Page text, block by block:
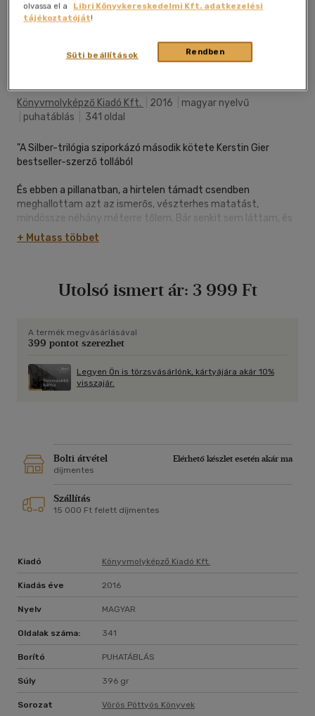
Könyvmolyképző Kiadó Kft.
2016
magyar nyelvű
puhatáblás 341 oldal
"A Silber-trilógia sziporkázó második kötete Kerstin Gier
bestseller-szerző tollából
És ebben a pillanatban, a hirtelen támadt csendben
meghallottam azt az ismerős, vészterhes matatást,
mindössze néhány méterre tőlem. Bár senkit sem láttam, és
egy bölcs hang a fejemben figyelmeztetett, hogy ez csak
álom, mégsem tudtam megakadályozni, hogy lassan
menekülök, ismét futásnak eredtem.
titkait! De hogyan tudhatta meg? És mit rejteget előle
Henry? Vajon miféle sötét alak garázdálkodik éjjelente az
Mia hirtelen alva járni?
Álmodj tovább, álmodó!"
+ Mutass többet
Utolsó ismert ár: 3 999 Ft
A termék megvásárlásával
399 pontot szerezhet
Legyen Ön is törzsvásárlónk, kártyájára akár 10%
visszajár.
Bolti átvétel
Elérhető készlet esetén akár ma
díjmentes
Szállítás
15 000 Ft felett díjmentes
Kiadó Könyvmolyképző Kiadó Kft.
Kiadás éve 2016
Nyelv MAGYAR
Oldalak száma: 341
Borító PUHATÁBLÁS
Súly 396 gr
Sorozat Vörös Pöttyös Könyvek
olvassa el a
Libri Könyvkereskedelmi Kft. adatkezelési
tájékoztatóját!
Rendben
Süti beállítások